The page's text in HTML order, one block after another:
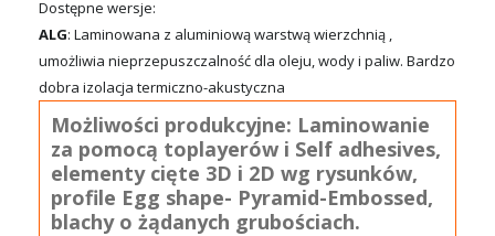
Dostępne wersje:
ALG: Laminowana z aluminiową warstwą wierzchnią ,
umożliwia nieprzepuszczalność dla oleju, wody i paliw. Bardzo
dobra izolacja termiczno-akustyczna
Możliwości produkcyjne: Laminowanie
za pomocą toplayerów i Self adhesives,
elementy cięte 3D i 2D wg rysunków,
profile Egg shape- Pyramid-Embossed,
blachy o żądanych grubościach.